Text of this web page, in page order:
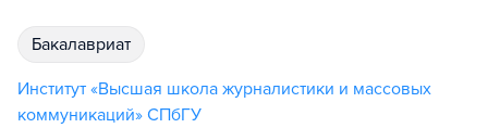
бакалавриат
Институт «Высшая школа журналистики и массовых
коммуникаций» СПбГУ